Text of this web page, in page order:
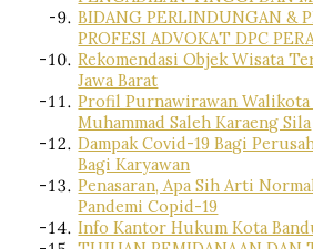
BIDANG PERLINDUNGAN &
PROFESI ADVOKAT DPC
Rekomendasi Objek Wisata
Jawa Barat
Profil Purnawirawan Walikota
Muhammad Saleh Karaeng Sila
Dampak Covid-19 Bagi
Bagi Karyawan
Penasaran, Apa Sih Arti
Pandemi Copid-19
Info Kantor Hukum Kota